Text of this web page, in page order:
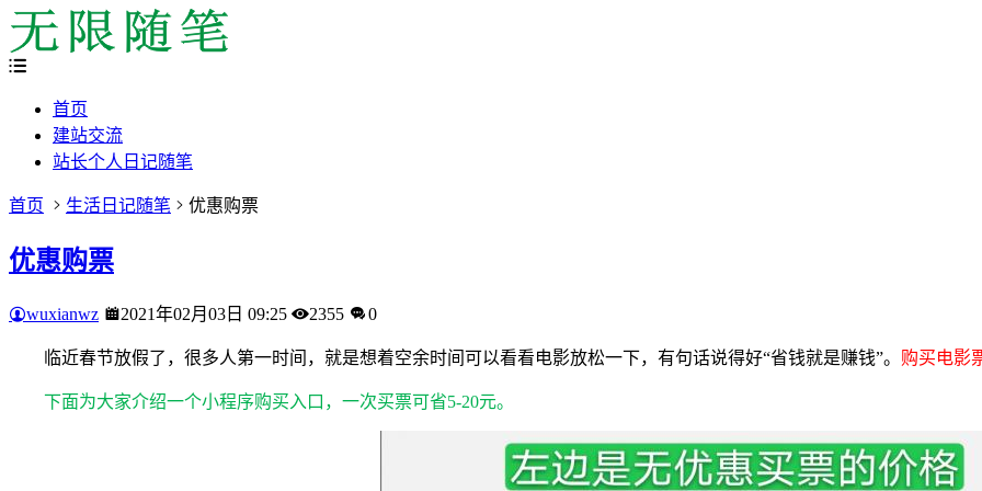
首页
建站交流
站长个人日记随笔
首页 生活日记随笔 优惠购票
优惠购票
wuxianwz 2021年02月03日 09:25 2355 0
临近春节放假了，很多人第一时间，就是想着空余时间可以看看电影放松一下，有句话说得好“省钱就是赚钱”。 购买电影
下面为大家介绍一个小程序购买入口，一次买票可省5-20元。